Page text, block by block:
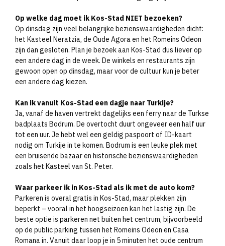
Op welke dag moet ik Kos-Stad NIET bezoeken?
Op dinsdag zijn veel belangrijke bezienswaardigheden dicht:
het Kasteel Neratzia, de Oude Agora en het Romeins Odeon
zijn dan gesloten. Plan je bezoek aan Kos-Stad dus liever op
een andere dag in de week. De winkels en restaurants zijn
gewoon open op dinsdag, maar voor de cultuur kun je beter
een andere dag kiezen.
Kan ik vanuit Kos-Stad een dagje naar Turkije?
Ja, vanaf de haven vertrekt dagelijks een ferry naar de Turkse
badplaats Bodrum. De overtocht duurt ongeveer een half uur
tot een uur. Je hebt wel een geldig paspoort of ID-kaart
nodig om Turkije in te komen. Bodrum is een leuke plek met
een bruisende bazaar en historische bezienswaardigheden
zoals het Kasteel van St. Peter.
Waar parkeer ik in Kos-Stad als ik met de auto kom?
Parkeren is overal gratis in Kos-Stad, maar plekken zijn
beperkt – vooral in het hoogseizoen kan het lastig zijn. De
beste optie is parkeren net buiten het centrum, bijvoorbeeld
op de public parking tussen het Romeins Odeon en Casa
Romana in. Vanuit daar loop je in 5 minuten het oude centrum